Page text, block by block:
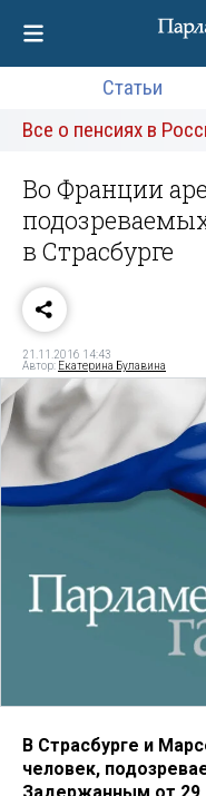
Статьи
Все о пенсиях в
Во Франции
в Страсбурге
21.11.2016 14:43
Автор: Екатерина Булавина
В Страсбурге и
человек,
Задержанным от 29